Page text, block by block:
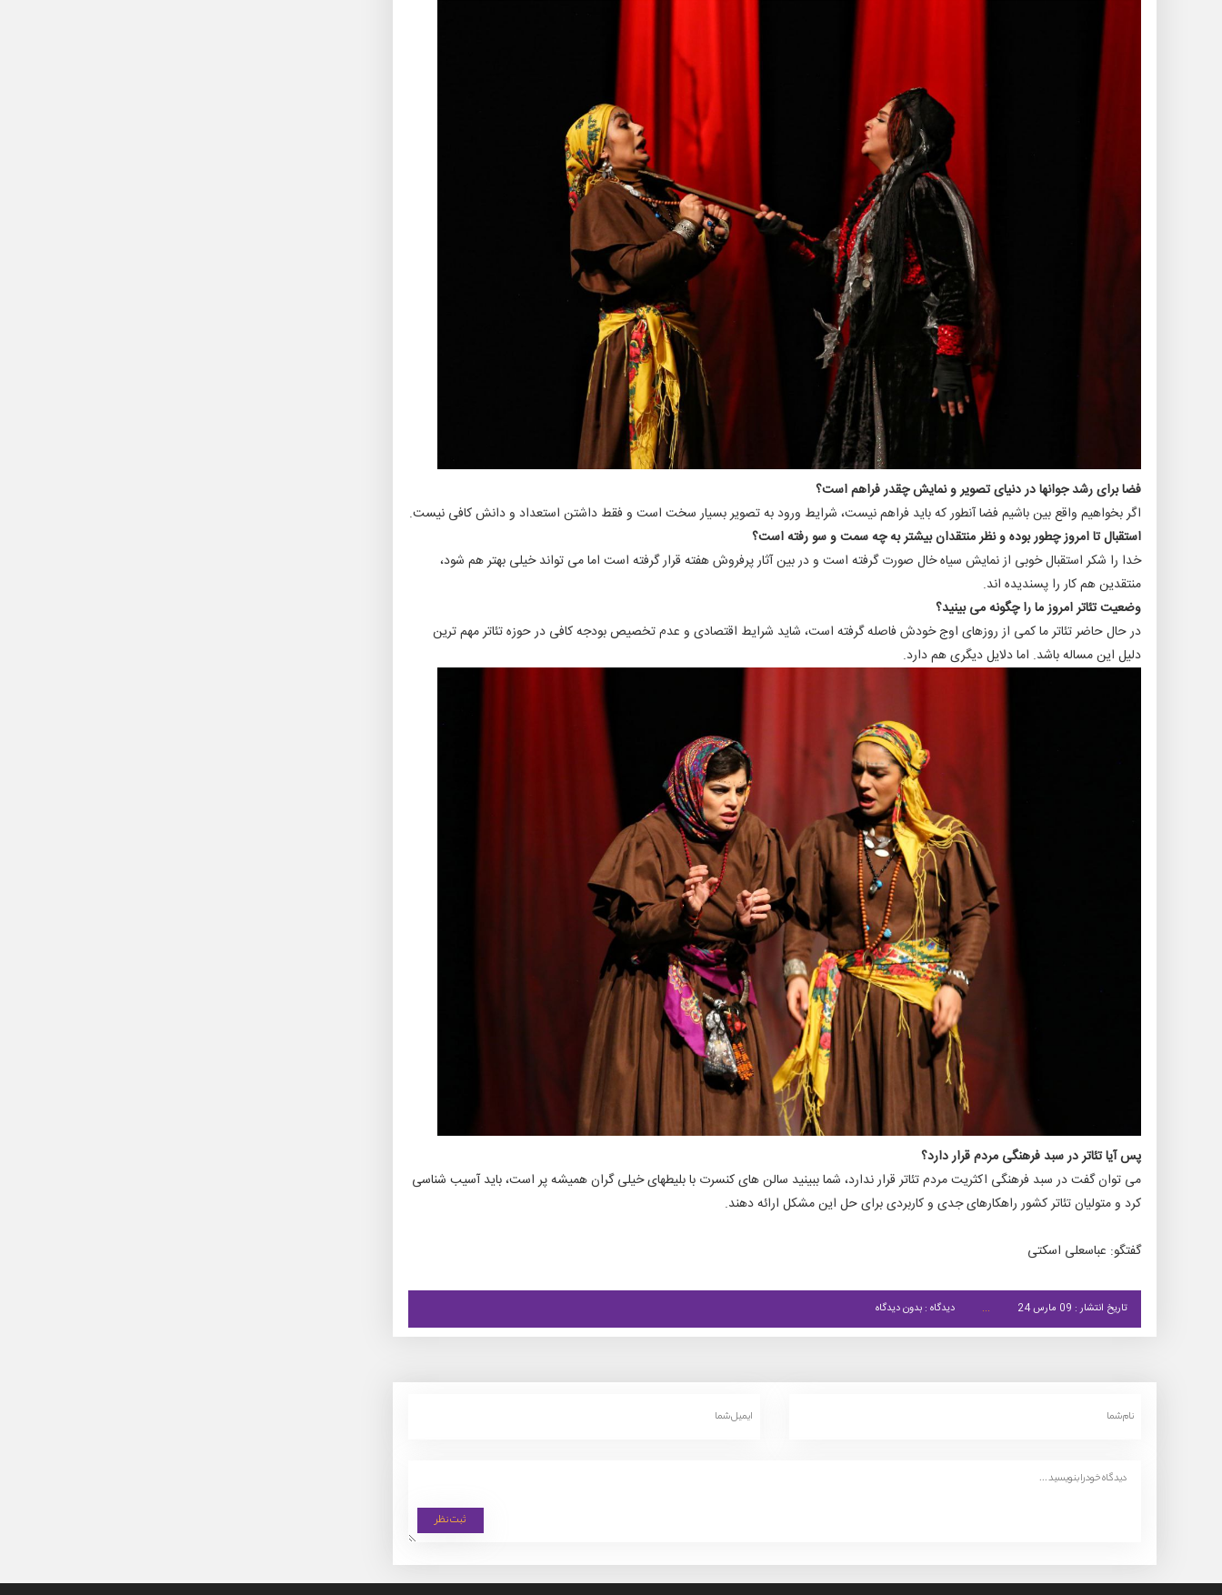
فضا برای رشد جوانها در دنیای تصویر و نمایش چقدر فراهم است؟
اگر بخواهیم واقع بین باشیم فضا آنطور که باید فراهم نیست، شرایط ورود به تصویر بسیار سخت است و فقط داشتن استعداد و دانش کافی نیست.
استقبال تا امروز چطور بوده و نظر منتقدان بیشتر به چه سمت و سو رفته است؟
خدا را شکر استقبال خوبی از نمایش سیاه خال صورت گرفته است و در بین آثار پرفروش هفته قرار گرفته است اما می تواند خیلی بهتر هم شود،
منتقدین هم کار را پسندیده اند.
وضعیت تئاتر امروز ما را چگونه می بینید؟
در حال حاضر تئاتر ما کمی از روزهای اوج خودش فاصله گرفته است، شاید شرایط اقتصادی و عدم تخصیص بودجه کافی در حوزه تئاتر مهم ترین
دلیل این مساله باشد. اما دلایل دیگری هم دارد.
پس آیا تئاتر در سبد فرهنگی مردم قرار دارد؟
می توان گفت در سبد فرهنگی اکثریت مردم تئاتر قرار ندارد، شما ببینید سالن های کنسرت با بلیطهای خیلی گران همیشه پر است، باید آسیب شناسی
کرد و متولیان تئاتر کشور راهکارهای جدی و کاربردی برای حل این مشکل ارائه دهند.
گفتگو: عباسعلی اسکتی
تاریخ انتشار : 09 مارس 24 دیدگاه : بدون دیدگاه